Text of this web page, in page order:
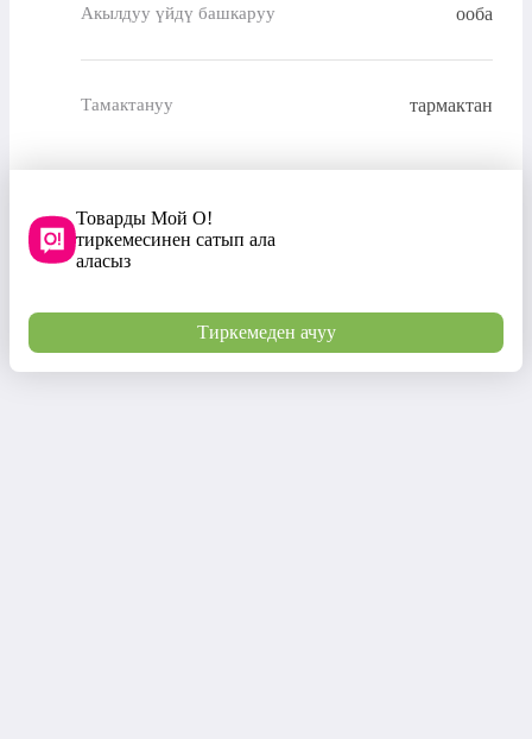
Акылдуу үйдү башкаруу ооба
Тамактануу тармактан
Товарды Мой О!
тиркемесинен сатып ала
аласыз
Тиркемеден ачуу